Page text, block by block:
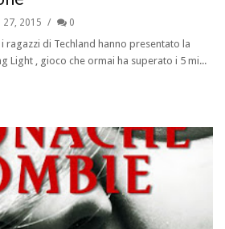
2015 0
ragazzi di Techland hanno presentato la
Light , gioco che ormai ha superato i 5 mi...